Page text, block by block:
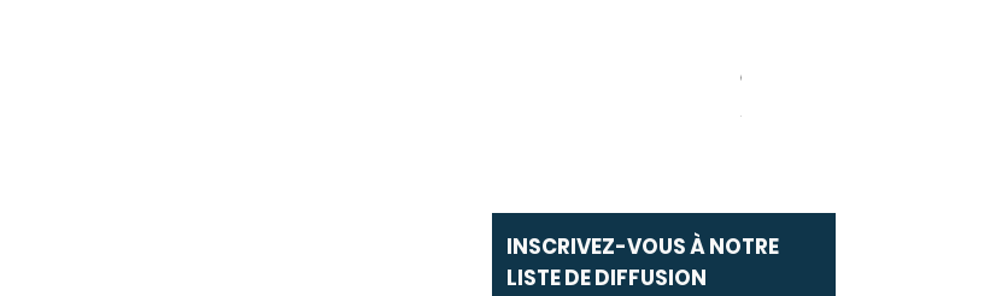
Carolina Herrera - Very Good
INSCRIVEZ-VOUS À NOTRE
LISTE DE DIFFUSION